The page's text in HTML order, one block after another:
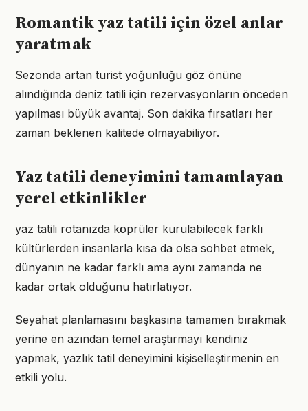
Romantik yaz tatili için özel anlar
yaratmak
Sezonda artan turist yoğunluğu göz önüne
alındığında deniz tatili için rezervasyonların önceden
yapılması büyük avantaj. Son dakika fırsatları her
zaman beklenen kalitede olmayabiliyor.
Yaz tatili deneyimini tamamlayan
yerel etkinlikler
yaz tatili rotanızda köprüler kurulabilecek farklı
kültürlerden insanlarla kısa da olsa sohbet etmek,
dünyanın ne kadar farklı ama aynı zamanda ne
kadar ortak olduğunu hatırlatıyor.
Seyahat planlamasını başkasına tamamen bırakmak
yerine en azından temel araştırmayı kendiniz
yapmak, yazlık tatil deneyimini kişiselleştirmenin en
etkili yolu.